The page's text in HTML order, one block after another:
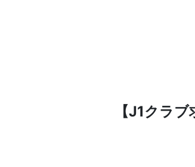
【J1クラ